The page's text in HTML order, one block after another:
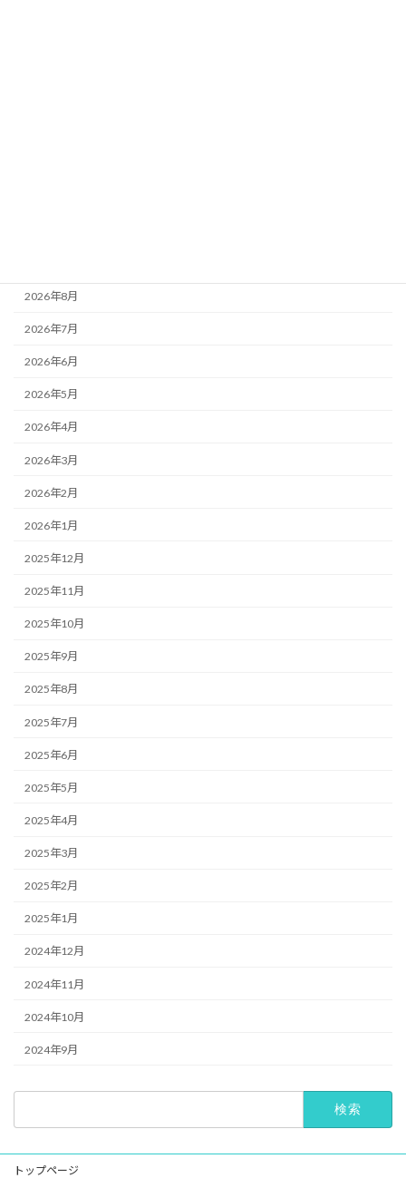
2026年8月
2026年7月
2026年6月
2026年5月
2026年4月
2026年3月
2026年2月
2026年1月
2025年12月
2025年11月
2025年10月
2025年9月
2025年8月
2025年7月
2025年6月
2025年5月
2025年4月
2025年3月
2025年2月
2025年1月
2024年12月
2024年11月
2024年10月
2024年9月
トップページ